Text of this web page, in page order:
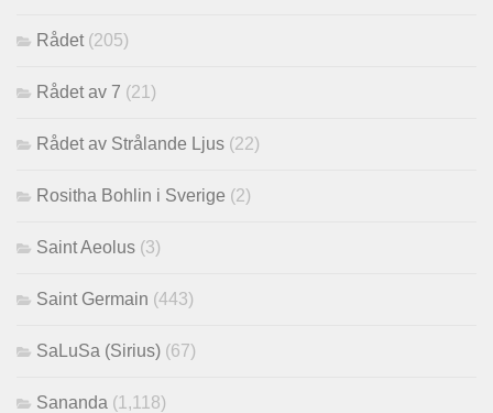
Rådet (205)
Rådet av 7 (21)
Rådet av Strålande Ljus (22)
Rositha Bohlin i Sverige (2)
Saint Aeolus (3)
Saint Germain (443)
SaLuSa (Sirius) (67)
Sananda (1,118)